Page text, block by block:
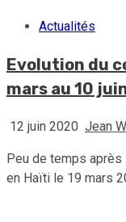
Actualités
Evolution du
mars au 10
12 juin 2020 Jean
Peu de temps
en Haïti le 19 mars